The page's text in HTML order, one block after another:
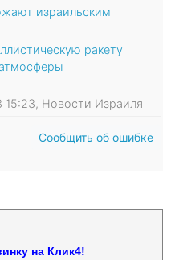
израильским
ракету
15:23, Новости Израиля
Сообщить об ошибке
на Клик4!